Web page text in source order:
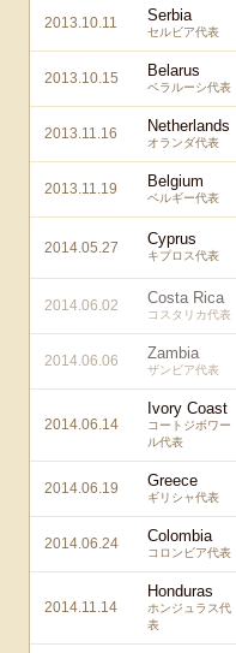
2013.10.11 Serbia
セルビア代表
2013.10.15 Belarus
ベラルーシ代表
2013.11.16 Netherlands
オランダ代表
2013.11.19 Belgium
ベルギー代表
2014.05.27 Cyprus
キプロス代表
2014.06.02 Costa Rica
コスタリカ代表
2014.06.06 Zambia
ザンビア代表
2014.06.14
Ivory Coast
コートジボワー
ル代表
2014.06.19 Greece
ギリシャ代表
2014.06.24 Colombia
コロンビア代表
2014.11.14
Honduras
ホンジュラス代
表